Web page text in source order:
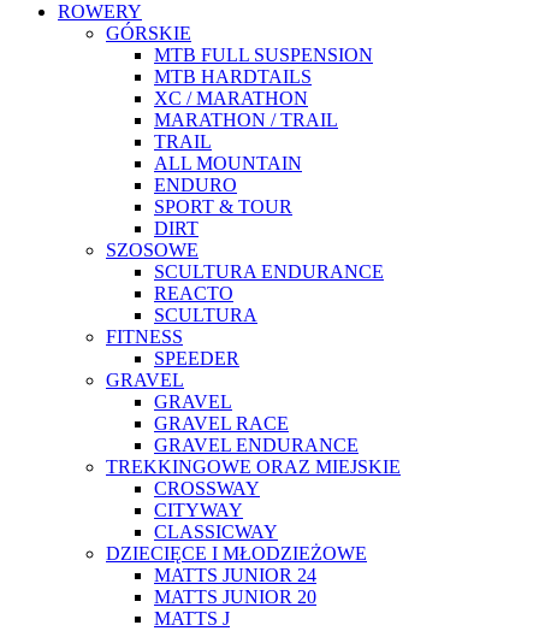
ROWERY
GÓRSKIE
MTB FULL SUSPENSION
MTB HARDTAILS
XC / MARATHON
MARATHON / TRAIL
TRAIL
ALL MOUNTAIN
ENDURO
SPORT & TOUR
DIRT
SZOSOWE
SCULTURA ENDURANCE
REACTO
SCULTURA
FITNESS
SPEEDER
GRAVEL
GRAVEL
GRAVEL RACE
GRAVEL ENDURANCE
TREKKINGOWE ORAZ MIEJSKIE
CROSSWAY
CITYWAY
CLASSICWAY
DZIECIĘCE I MŁODZIEŻOWE
MATTS JUNIOR 24
MATTS JUNIOR 20
MATTS J